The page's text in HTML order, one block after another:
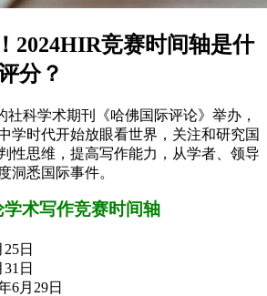
2024HIR竞赛时间轴是什
分？
科学术期刊《哈佛国际评论》举办，
学时代开始放眼看世界，关注和研究国
性思维，提高写作能力，从学者、领导
洞悉国际事件。
术写作竞赛时间轴
日
日
6月29日